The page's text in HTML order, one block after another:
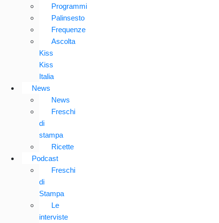
Programmi
Palinsesto
Frequenze
Ascolta
Kiss
Kiss
Italia
News
News
Freschi
di
stampa
Ricette
Podcast
Freschi
di
Stampa
Le
interviste